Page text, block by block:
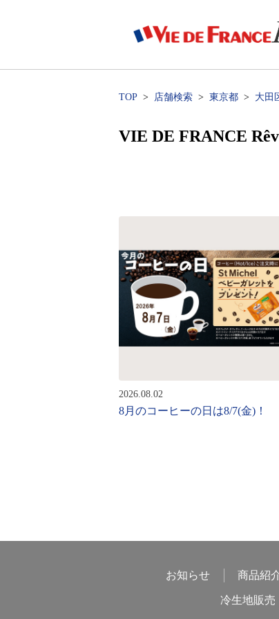
TOP 店舗検索 東京都 大田
VIE DE FRANCE
2026.08.02
8月のコーヒーの日は8/7(金)！
お知らせ 商品紹
冷生地販売